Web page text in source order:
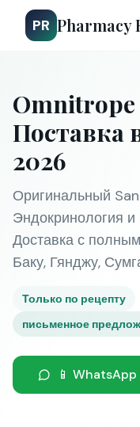
PR Pharmacy
Поставка
2026
Оригинальный
Эндокринология
Доставка с
Баку, Гянджу,
Только по рецепту
письменное
📱